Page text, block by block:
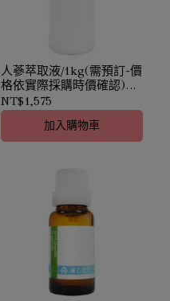
人蔘萃取液/1kg(需預訂-價
格依實際採購時價確認)｜
Panax Ginseng Ext.｜護
髮護膚
NT$1,575
加入購物車